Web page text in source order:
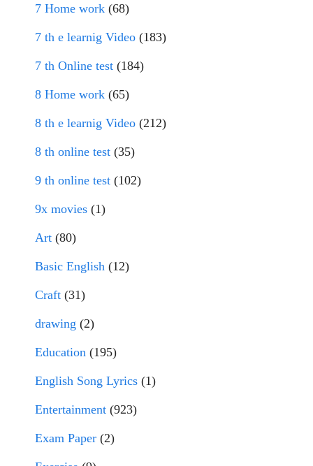
7 Home work (68)
7 th e learnig Video (183)
7 th Online test (184)
8 Home work (65)
8 th e learnig Video (212)
8 th online test (35)
9 th online test (102)
9x movies (1)
Art (80)
Basic English (12)
Craft (31)
drawing (2)
Education (195)
English Song Lyrics (1)
Entertainment (923)
Exam Paper (2)